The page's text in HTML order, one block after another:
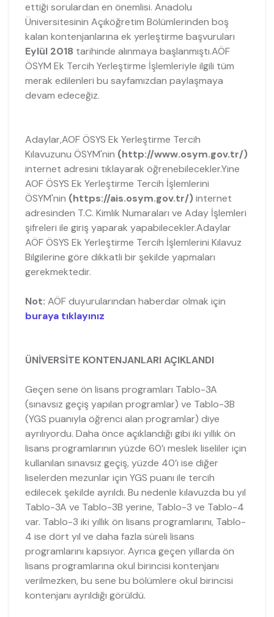
ettiği sorulardan en önemlisi. Anadolu
Üniversitesinin Açıköğretim Bölümlerinden boş
kalan kontenjanlarına ek yerleştirme başvuruları
Eylül 2018 tarihinde alınmaya başlanmıştı.AÖF
ÖSYM Ek Tercih Yerleştirme İşlemleriyle ilgili tüm
merak edilenleri bu sayfamızdan paylaşmaya
devam edeceğiz.
Adaylar,AOF ÖSYS Ek Yerleştirme Tercih
Kılavuzunu ÖSYM'nin (http://www.osym.gov.tr/)
internet adresini tıklayarak öğrenebilecekler.Yine
AOF ÖSYS Ek Yerleştirme Tercih İşlemlerini
ÖSYM'nin (https://ais.osym.gov.tr/)internet
adresinden T.C. Kimlik Numaraları ve Aday İşlemleri
şifreleri ile giriş yaparak yapabilecekler.Adaylar
AÖF ÖSYS Ek Yerleştirme Tercih İşlemlerini Kılavuz
Bilgilerine göre dikkatli bir şekilde yapmaları
gerekmektedir.
Not: AÖF duyurularından haberdar olmak için
buraya tıklayınız
ÜNİVERSİTE KONTENJANLARI AÇIKLANDI
Geçen sene ön lisans programları Tablo-3A
(sınavsız geçiş yapılan programlar) ve Tablo-3B
(YGS puanıyla öğrenci alan programlar) diye
ayrılıyordu. Daha önce açıklandığı gibi iki yıllık ön
lisans programlarının yüzde 60’ı meslek liseliler için
kullanılan sınavsız geçiş, yüzde 40’ı ise diğer
liselerden mezunlar için YGS puanı ile tercih
edilecek şekilde ayrıldı. Bu nedenle kılavuzda bu yıl
Tablo-3A ve Tablo-3B yerine, Tablo-3 ve Tablo-4
var. Tablo-3 iki yıllık ön lisans programlarını, Tablo-
4 ise dört yıl ve daha fazla süreli lisans
programlarını kapsıyor. Ayrıca geçen yıllarda ön
lisans programlarına okul birincisi kontenjanı
verilmezken, bu sene bu bölümlere okul birincisi
kontenjanı ayrıldığı görüldü.